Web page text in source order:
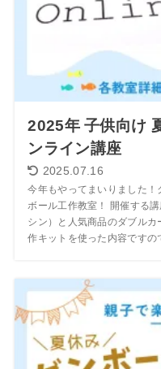
2025年 子供向け
ンライン講座
2025.07.16
今年もやってまいりました
ボール工作教室！ 開催する
シン）と人気商品のダブルカ
作キットを使った内容ですの